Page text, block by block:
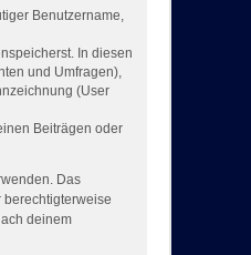
Benutzername,
In diesen
und Umfragen),
(User
Beiträgen oder
Das
berechtigterweise
deinem